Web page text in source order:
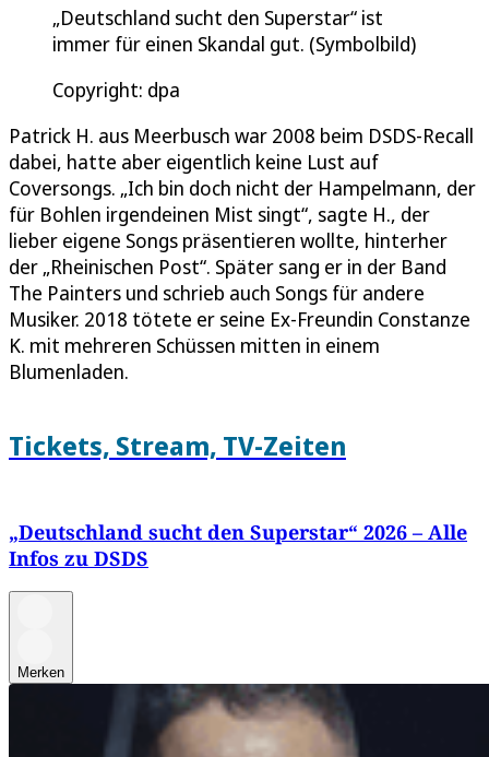
„Deutschland sucht den Superstar“ ist
immer für einen Skandal gut. (Symbolbild)
Copyright: dpa
Patrick H. aus Meerbusch war 2008 beim DSDS-Recall
dabei, hatte aber eigentlich keine Lust auf
Coversongs. „Ich bin doch nicht der Hampelmann, der
für Bohlen irgendeinen Mist singt“, sagte H., der
lieber eigene Songs präsentieren wollte, hinterher
der „Rheinischen Post“. Später sang er in der Band
The Painters und schrieb auch Songs für andere
Musiker. 2018 tötete er seine Ex-Freundin Constanze
K. mit mehreren Schüssen mitten in einem
Blumenladen.
Tickets, Stream, TV-Zeiten
„Deutschland sucht den Superstar“ 2026 – Alle
Infos zu DSDS
Merken